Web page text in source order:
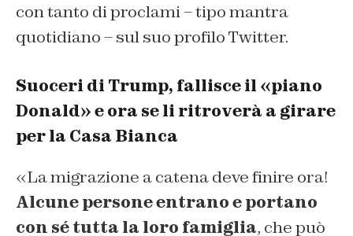
con tanto di proclami – tipo mantra
quotidiano – sul suo profilo Twitter.
Suoceri di Trump, fallisce il «piano
Donald» e ora se li ritroverà a girare
per la Casa Bianca
«La migrazione a catena deve finire ora!
Alcune persone entrano e portano
con sé tutta la loro famiglia, che può